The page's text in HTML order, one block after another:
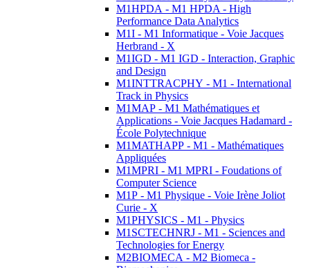
M1HPDA - M1 HPDA - High
Performance Data Analytics
M1I - M1 Informatique - Voie Jacques
Herbrand - X
M1IGD - M1 IGD - Interaction, Graphic
and Design
M1INTTRACPHY - M1 - International
Track in Physics
M1MAP - M1 Mathématiques et
Applications - Voie Jacques Hadamard -
École Polytechnique
M1MATHAPP - M1 - Mathématiques
Appliquées
M1MPRI - M1 MPRI - Foudations of
Computer Science
M1P - M1 Physique - Voie Irène Joliot
Curie - X
M1PHYSICS - M1 - Physics
M1SCTECHNRJ - M1 - Sciences and
Technologies for Energy
M2BIOMECA - M2 Biomeca -